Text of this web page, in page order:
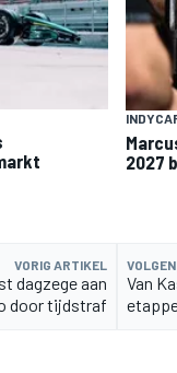
2027
VORIG ARTIKEL
dagzege aan
door tijdstraf
Van